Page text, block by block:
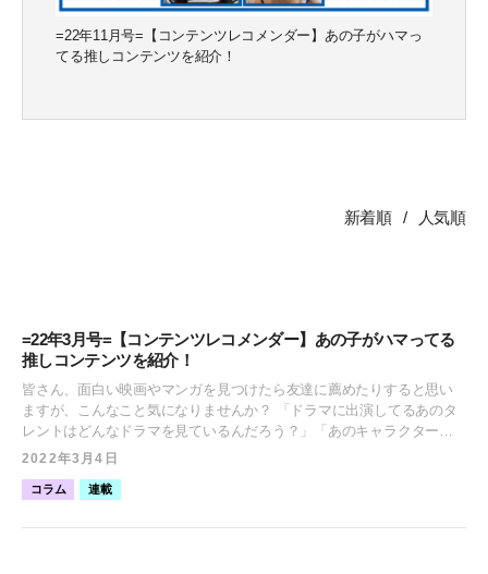
=22年11月号=【コンテンツレコメンダー】あの子がハマっ
てる推しコンテンツを紹介！
新着順 人気順
=22年3月号=【コンテンツレコメンダー】あの子がハマってる
推しコンテンツを紹介！
皆さん、面白い映画やマンガを見つけたら友達に薦めたりすると思い
ますが、こんなこと気になりませんか？ 「ドラマに出演してるあのタ
レントはどんなドラマを見ているんだろう？」「あのキャラクターを
演じている声優は普段どんなマンガを読んでいるんだろう？」 気にな
『コンテンツレコメンダー』と題して、所属のタレントたちがハマっ
2022年3月4日
コラム 連載